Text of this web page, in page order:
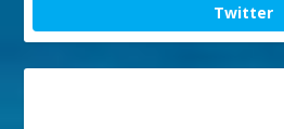
Twitter